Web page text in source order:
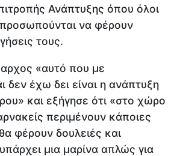
Ανάπτυξης όπου όλοι
να φέρουν
τους.
«αυτό που με
δεν έχω δει είναι η ανάπτυξη
και εξήγησε ότι «στο χώρο
περιμένουν κάποιες
φέρουν δουλειές και
μια μαρίνα απλώς για